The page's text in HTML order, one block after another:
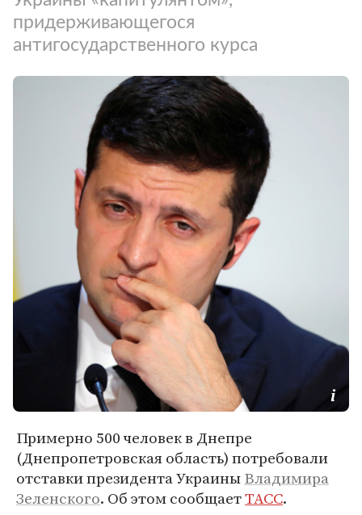
придерживающегося
антигосударственного курса
Примерно 500 человек в Днепре
(Днепропетровская область) потребовали
отставки президента УкраиныВладимира
Зеленского. Об этом сообщаетТАСС.